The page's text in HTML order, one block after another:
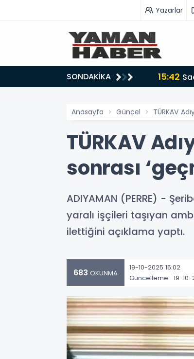
Yazarlar
SONDAKİKA
tarafında olmayı seçtim’ 15:42
Anasayfa Güncel TÜRKAV
TÜRKAV
sonrası
ADIYAMAN (PERRE) -
yaralı işçileri taşıyan
ilettiğini açıklama yaptı.
683 OKUNMA
19-10-2025 15:02
Güncelleme : 19-10-